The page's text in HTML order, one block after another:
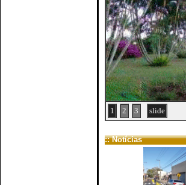
1 2 3 slide
:: Notícias